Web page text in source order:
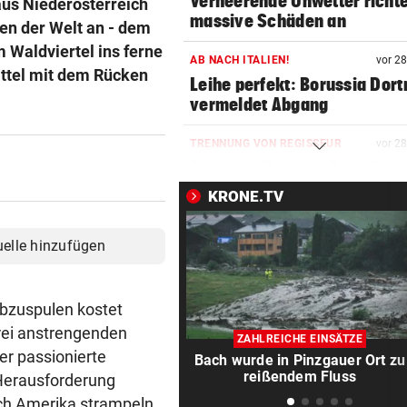
Niederösterreich
der Welt an - dem
Waldviertel ins ferne
mit dem Rücken
hinzufügen
kostet
anstrengenden
passionierte
massive Schäden an
AB NACH ITALIEN! vor
Leihe perfekt: Borussia
vermeldet Abgang
TRENNUNG VON REGISSEUR vor
Ehe-Aus bekannt
FORSCHER RÄTSELN vor 36
Ungewöhnliche Todesfälle
Rentieren in Norwegen
NACH ZUSAMMENSTOSS vor
D: Dutzende Verletzte bei
Straßenbahnunfall
KRONE.TV
ZAHLREICHE EINSÄTZE
Bach wurde in Pinzgauer Ort zu
reißendem Fluss